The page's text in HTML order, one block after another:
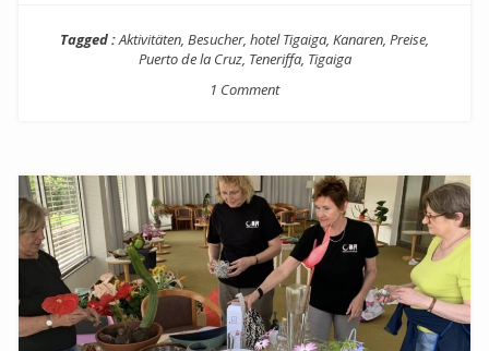
Tagged :Aktivitäten, Besucher, hotel Tigaiga, Kanaren, Preise,
Puerto de la Cruz, Teneriffa, Tigaiga
1 Comment